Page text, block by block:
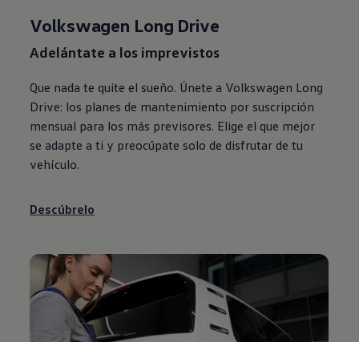
Volkswagen Long Drive
Adelántate a los imprevistos
Que nada te quite el sueño. Únete a Volkswagen Long
Drive: los planes de mantenimiento por suscripción
mensual para los más previsores. Elige el que mejor
se adapte a ti y preocúpate solo de disfrutar de tu
vehículo.
Descúbrelo